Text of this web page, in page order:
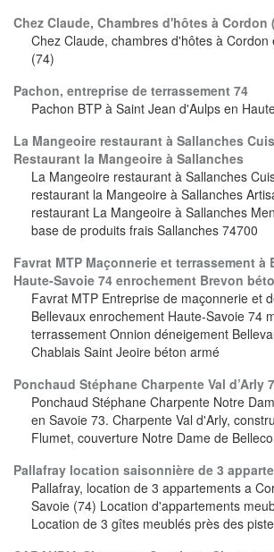
Chez Claude, Chambres d'hôtes à Cordon
Chez Claude, chambres d'hôtes à Cordon
(74)
Pachon, entreprise de terrassement 74
Pachon BTP à Saint Jean d'Aulps en
La Mangeoire restaurant à Sallanches
Restaurant la Mangeoire à Sallanches
La Mangeoire restaurant à Sallanches
restaurant la Mangeoire à Sallanches
restaurant La Mangeoire à Sallanches
base de produits frais Sallanches 74700
Favrat MTP Maçonnerie et terrassement à
Haute-Savoie 74 enrochement Brevon
Favrat MTP Entreprise de maçonnerie et
Bellevaux enrochement Haute-Savoie 74
terrassement Onnion déneigement
Chablais Saint Jeoire béton armé
Ponchaud Stéphane Charpente Val d’Arly
Ponchaud Stéphane Charpente Notre
en Savoie 73. Charpente Val d'Arly,
Flumet, couverture Notre Dame de
Pallafray location saisonnière de 3
Pallafray, location de 3 appartements a
Savoie (74) Location d'appartements
Location de 3 gîtes meublés près des